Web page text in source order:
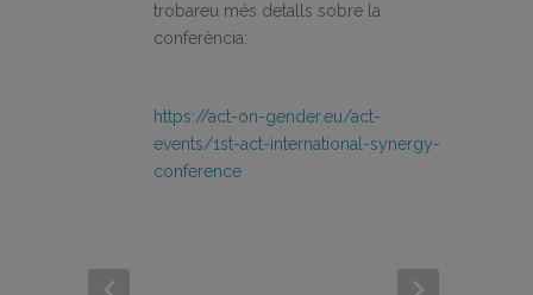
trobareu més detalls sobre la
conferència:
https://act-on-gender.eu/act-
events/1st-act-international-synergy-
conference